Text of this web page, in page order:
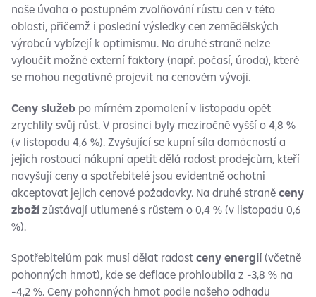
naše úvaha o postupném zvolňování růstu cen v této
oblasti, přičemž i poslední výsledky cen zemědělských
výrobců vybízejí k optimismu. Na druhé straně nelze
vyloučit možné externí faktory (např. počasí, úroda), které
se mohou negativně projevit na cenovém vývoji.
Ceny služeb po mírném zpomalení v listopadu opět
zrychlily svůj růst. V prosinci byly meziročně vyšší o 4,8 %
(v listopadu 4,6 %). Zvyšující se kupní síla domácností a
jejich rostoucí nákupní apetit dělá radost prodejcům, kteří
navyšují ceny a spotřebitelé jsou evidentně ochotni
akceptovat jejich cenové požadavky. Na druhé straně ceny
zbožízůstávají utlumené s růstem o 0,4 % (v listopadu 0,6
%).
Spotřebitelům pak musí dělat radost ceny energií(včetně
pohonných hmot), kde se deflace prohloubila z -3,8 % na
-4,2 %. Ceny pohonných hmot podle našeho odhadu